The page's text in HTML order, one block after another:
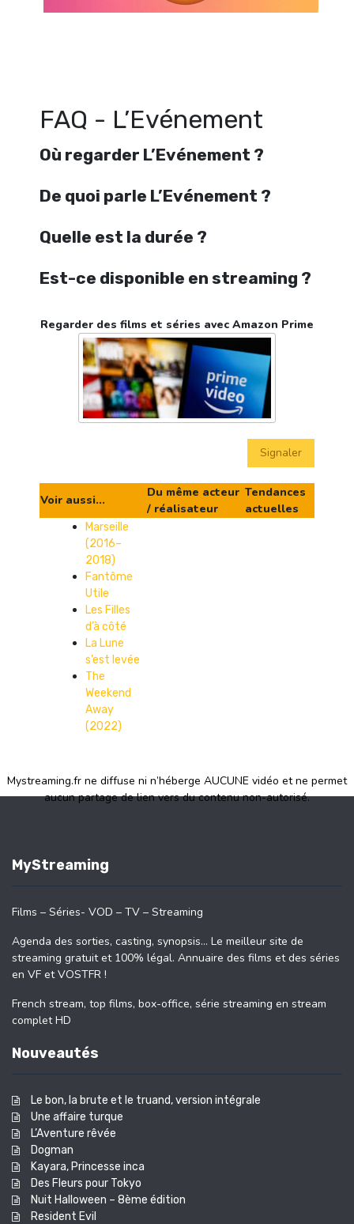
FAQ - L’Evénement
Où regarder L’Evénement ?
De quoi parle L’Evénement ?
Quelle est la durée ?
Est-ce disponible en streaming ?
Regarder des films et séries avec Amazon Prime
Signaler
Voir aussi...
Du même acteur
/ réalisateur
Tendances
actuelles
Marseille
(2016–
2018)
Fantôme
Utile
Les Filles
d’à côté
La Lune
s’est levée
The
Weekend
Away
(2022)
Mystreaming.fr ne diffuse ni n’héberge AUCUNE vidéo et ne permet
aucun partage de lien vers du contenu non-autorisé.
MyStreaming
Films – Séries- VOD – TV – Streaming
Agenda des sorties, casting, synopsis… Le meilleur site de
streaming gratuit et 100% légal. Annuaire des films et des séries
en VF et VOSTFR !
French stream, top films, box-office, série streaming en stream
complet HD
Nouveautés
Le bon, la brute et le truand, version intégrale
Une affaire turque
L’Aventure rêvée
Dogman
Kayara, Princesse inca
Des Fleurs pour Tokyo
Nuit Halloween – 8ème édition
Resident Evil